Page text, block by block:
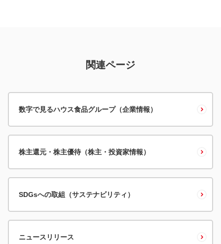
関連ページ
数字で見るハウス食品グループ（企業情報）
株主還元・株主優待（株主・投資家情報）
SDGsへの取組（サステナビリティ）
ニュースリリース